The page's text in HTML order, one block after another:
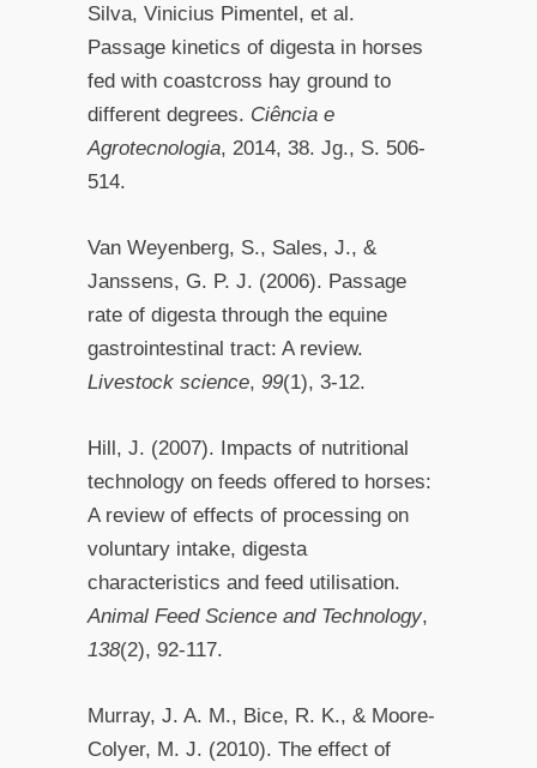
Silva, Vinicius Pimentel, et al.
Passage kinetics of digesta in horses
fed with coastcross hay ground to
different degrees. Ciência e
Agrotecnologia, 2014, 38. Jg., S. 506-
514.
Van Weyenberg, S., Sales, J., &
Janssens, G. P. J. (2006). Passage
rate of digesta through the equine
gastrointestinal tract: A review.
Livestock science, 99(1), 3-12.
Hill, J. (2007). Impacts of nutritional
technology on feeds offered to horses:
A review of effects of processing on
voluntary intake, digesta
characteristics and feed utilisation.
Animal Feed Science and Technology,
138(2), 92-117.
Murray, J. A. M., Bice, R. K., & Moore-
Colyer, M. J. (2010). The effect of